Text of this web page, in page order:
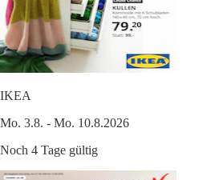
IKEA
Mo. 3.8. - Mo. 10.8.2026
Noch 4 Tage gültig